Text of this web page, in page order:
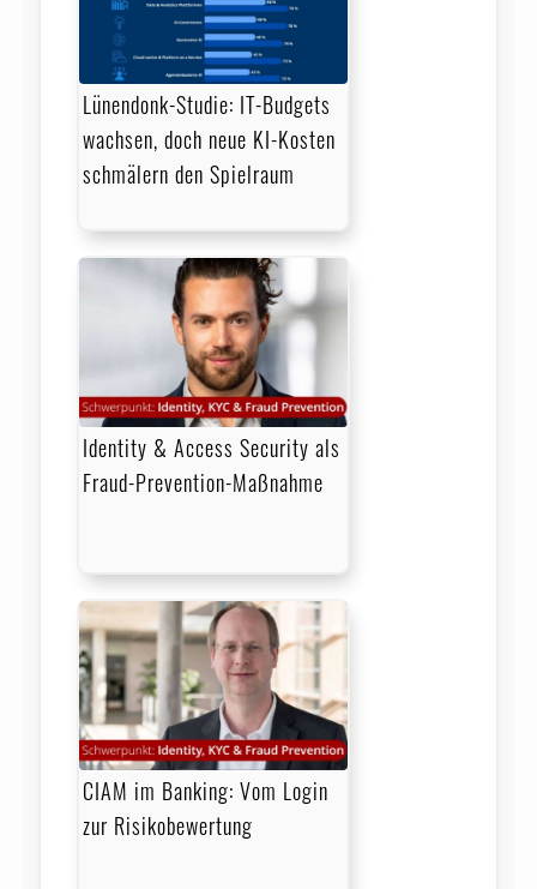
Lünendonk-Studie: IT-Budgets
wachsen, doch neue KI-Kosten
schmälern den Spielraum
Identity & Access Security als
Fraud-Prevention-Maßnahme
CIAM im Banking: Vom Login
zur Risikobewertung